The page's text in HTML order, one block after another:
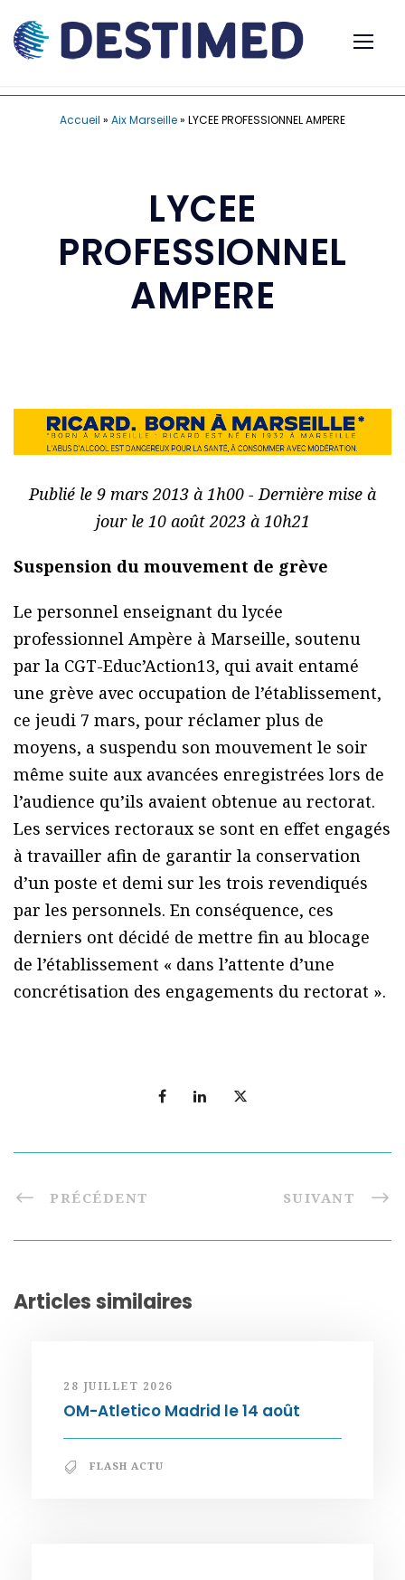
Accueil » Aix Marseille» LYCEE PROFESSIONNEL AMPERE
LYCEE
PROFESSIONNEL
AMPERE
Publié le 9 mars 2013 à 1h00 - Dernière mise à
jour le 10 août 2023 à 10h21
Suspension du mouvement de grève
Le personnel enseignant du lycée
professionnel Ampère à Marseille, soutenu
par la CGT-Educ’Action13, qui avait entamé
une grève avec occupation de l’établissement,
ce jeudi 7 mars, pour réclamer plus de
moyens, a suspendu son mouvement le soir
même suite aux avancées enregistrées lors de
l’audience qu’ils avaient obtenue au rectorat.
Les services rectoraux se sont en effet engagés
à travailler afin de garantir la conservation
d’un poste et demi sur les trois revendiqués
par les personnels. En conséquence, ces
derniers ont décidé de mettre fin au blocage
de l’établissement « dans l’attente d’une
concrétisation des engagements du rectorat ».
PRÉCÉDENT SUIVANT
Articles similaires
28 JUILLET 2026
OM-Atletico Madrid le 14 août
FLASH ACTU